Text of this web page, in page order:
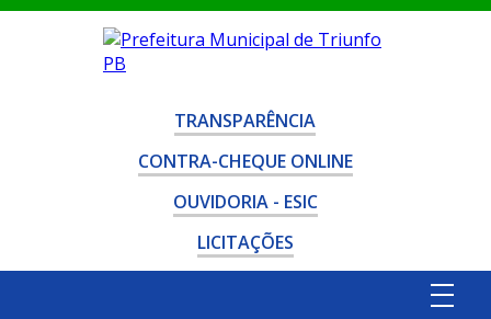
TRANSPARÊNCIA
CONTRA-CHEQUE ONLINE
OUVIDORIA - ESIC
LICITAÇÕES